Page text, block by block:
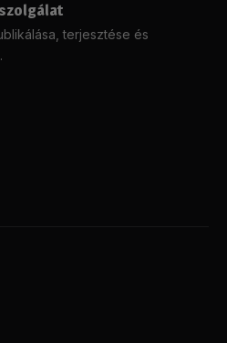
terjesztése és